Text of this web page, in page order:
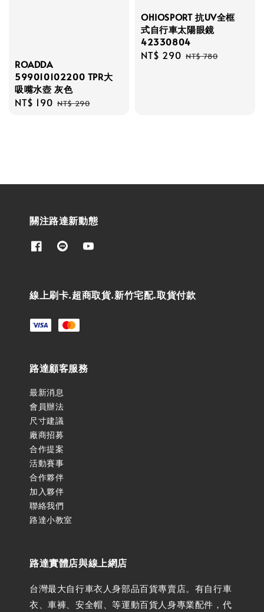
ROADDA
599010102200 TPR大
吸嘴水壺 灰色
Sale
NT$ 190 Regular
NT$ 290
OHIOSPORT 抗UV全框
式自行車太陽眼鏡
42330804
Sale
NT$ 290 Regular
NT$ 780
關注路達新動態
線上刷卡.超商取貨.新竹宅配.取貨付款
路達顧客服務
最新消息
會員辦法
尺寸建議
廠商招募
合作提案
活動賽事
合作夥伴
加入夥伴
聯絡我們
路達小教室
路達實體店與線上網店
台灣最大自行車衣人身部品百貨專賣店。有自行車
衣、車褲、安全帽、等運動百貨人身專業配件，代